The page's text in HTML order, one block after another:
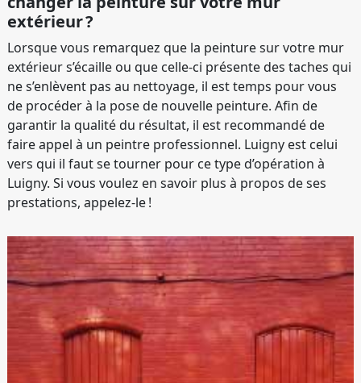
extérieur ?
Lorsque vous remarquez que la peinture sur votre mur
extérieur s’écaille ou que celle-ci présente des taches qui
ne s’enlèvent pas au nettoyage, il est temps pour vous
de procéder à la pose de nouvelle peinture. Afin de
garantir la qualité du résultat, il est recommandé de
faire appel à un peintre professionnel. Luigny est celui
vers qui il faut se tourner pour ce type d’opération à
Luigny. Si vous voulez en savoir plus à propos de ses
prestations, appelez-le !